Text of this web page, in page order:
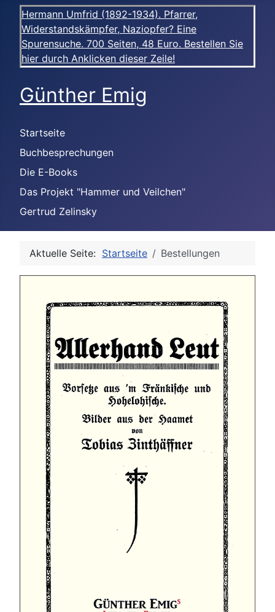
Hermann Umfrid (1892-1934). Pfarrer,
Widerstandskämpfer, Naziopfer? Eine
Spurensuche. 700 Seiten, 48 Euro. Bestellen Sie
hier durch Anklicken dieser Zeile!
Günther Emig
Startseite
Buchbesprechungen
Die E-Books
Das Projekt "Hammer und Veilchen"
Gertrud Zelinsky
Aktuelle Seite: Startseite Bestellungen